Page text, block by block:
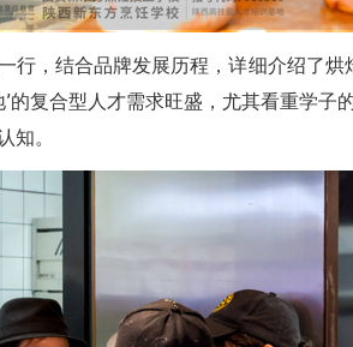
行，结合品牌发展历程，详细介绍了
的复合型人才需求旺盛，尤其看重学子
知。